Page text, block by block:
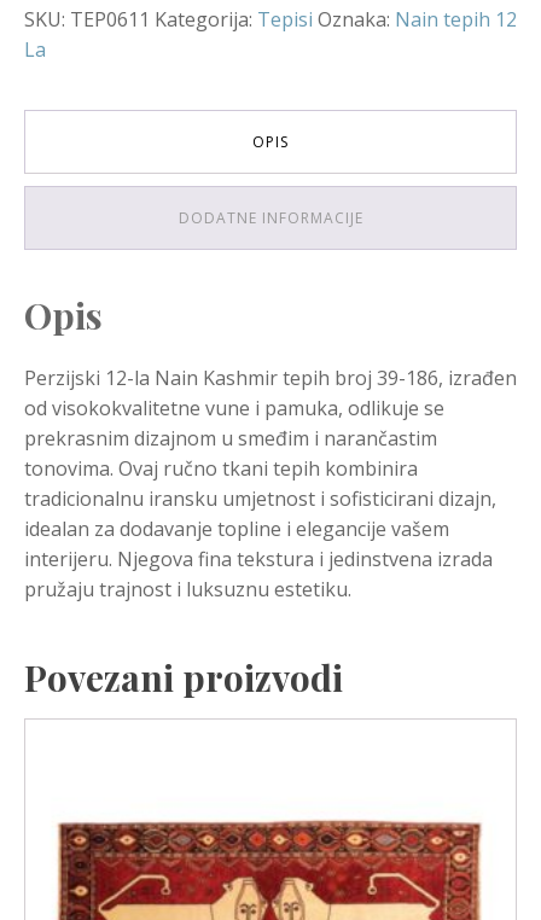
SKU: TEP0611 Kategorija: Tepisi Oznaka: Nain tepih 12
La
OPIS
DODATNE INFORMACIJE
Opis
Perzijski 12-la Nain Kashmir tepih broj 39-186, izrađen
od visokokvalitetne vune i pamuka, odlikuje se
prekrasnim dizajnom u smeđim i narančastim
tonovima. Ovaj ručno tkani tepih kombinira
tradicionalnu iransku umjetnost i sofisticirani dizajn,
idealan za dodavanje topline i elegancije vašem
interijeru. Njegova fina tekstura i jedinstvena izrada
pružaju trajnost i luksuznu estetiku.
Povezani proizvodi